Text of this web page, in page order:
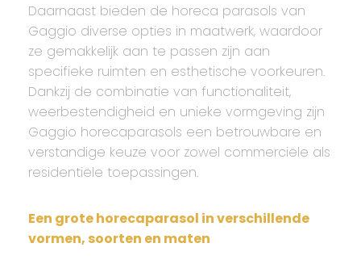
Daarnaast bieden de horeca parasols van
Gaggio diverse opties in maatwerk, waardoor
ze gemakkelijk aan te passen zijn aan
specifieke ruimten en esthetische voorkeuren.
Dankzij de combinatie van functionaliteit,
weerbestendigheid en unieke vormgeving zijn
Gaggio horecaparasols een betrouwbare en
verstandige keuze voor zowel commerciële als
residentiële toepassingen.
Een grote horecaparasol in verschillende
vormen, soorten en maten